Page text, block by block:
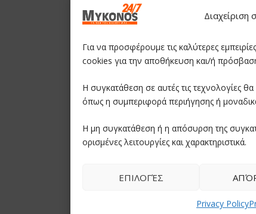
Διαχείριση
Για να προσφέρουμε τις καλύτερες
cookies για την αποθήκευση και/ή
Η συγκατάθεση σε αυτές τις τεχνολογίες
όπως η συμπεριφορά περιήγησης ή
Η μη συγκατάθεση ή η απόσυρση της
ορισμένες λειτουργίες και χαρακτηριστικά.
ΕΠΙΛΟΓΈΣ
Privacy Policy